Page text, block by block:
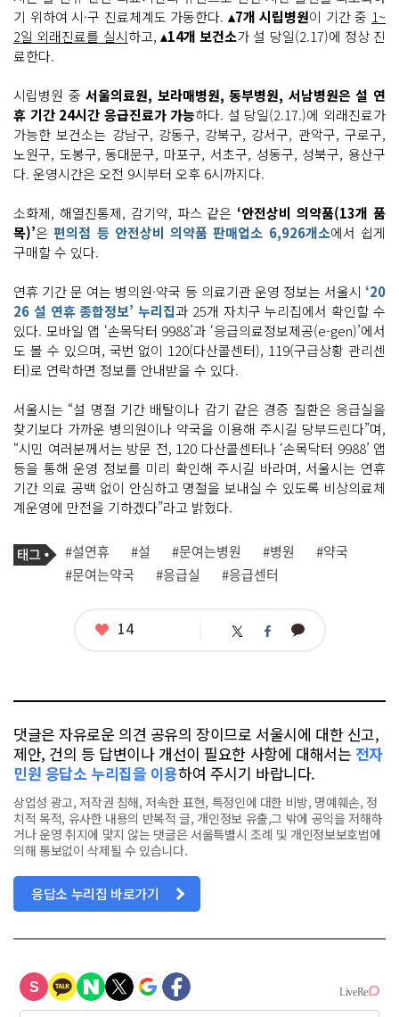
기 위하여 시·구 진료체계도 가동한다. ▴7개 시립병원이 기간 중 1~
2일 외래진료를 실시하고, ▴14개 보건소가 설 당일(2.17)에 정상 진
료한다.
시립병원 중서울의료원, 보라매병원, 동부병원, 서남병원은 설 연
휴 기간 24시간 응급진료가 가능하다. 설 당일(2.17.)에 외래진료가
가능한 보건소는 강남구, 강동구, 강북구, 강서구, 관악구, 구로구,
노원구, 도봉구, 동대문구, 마포구, 서초구, 성동구, 성북구, 용산구
다. 운영시간은 오전 9시부터 오후 6시까지다.
소화제, 해열진통제, 감기약, 파스 같은 ‘안전상비 의약품(13개 품
목)’은편의점 등 안전상비 의약품 판매업소 6,926개소에서 쉽게
구매할 수 있다.
연휴 기간 문 여는 병의원·약국 등 의료기관 운영 정보는 서울시 ‘20
26 설 연휴 종합정보’ 누리집과 25개 자치구 누리집에서 확인할 수
있다. 모바일 앱 ‘손목닥터 9988’과 ‘응급의료정보제공(e-gen)’에서
도 볼 수 있으며, 국번 없이 120(다산콜센터), 119(구급상황 관리센
터)로 연락하면 정보를 안내받을 수 있다.
서울시는 “설 명절 기간 배탈이나 감기 같은 경증 질환은 응급실을
찾기보다 가까운 병의원이나 약국을 이용해 주시길 당부드린다”며,
“시민 여러분께서는 방문 전, 120 다산콜센터나 ‘손목닥터 9988’ 앱
등을 통해 운영 정보를 미리 확인해 주시길 바라며, 서울시는 연휴
기간 의료 공백 없이 안심하고 명절을 보내실 수 있도록 비상의료체
계운영에 만전을 기하겠다”라고 밝혔다.
기
사
관
련
태
그
#설연휴 #설 #문여는병원 #병원
#약국
#문여는약국
#응급실 #응급센터
좋
14 트 페 카
댓글은 자유로운 의견 공유의 장이므로 서울시에 대한 신고,
제안, 건의 등 답변이나 개선이 필요한 사항에 대해서는 전자
민원 응답소 누리집을 이용하여 주시기 바랍니다.
상업성 광고, 저작권 침해, 저속한 표현, 특정인에 대한 비방, 명예훼손, 정
치적 목적, 유사한 내용의 반복적 글, 개인정보 유출,그 밖에 공익을 저해하
거나 운영 취지에 맞지 않는 댓글은 서울특별시 조례 및 개인정보보호법에
의해 통보없이 삭제될 수 있습니다.
응답소 누리집 바로가기